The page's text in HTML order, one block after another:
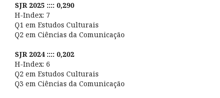
SJR 2025 :::: 0,290
H-Index: 7
Q1 em Estudos Culturais
Q2 em Ciências da Comunicação
SJR 2024 :::: 0,202
H-Index: 6
Q2 em Estudos Culturais
Q3 em Ciências da Comunicação